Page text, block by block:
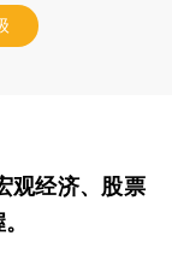
观经济、股票